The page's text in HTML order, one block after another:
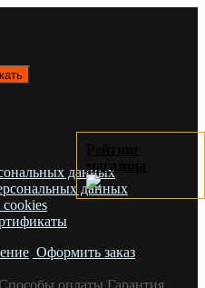
данных
данных
Оформить заказ
оплаты Гарантия